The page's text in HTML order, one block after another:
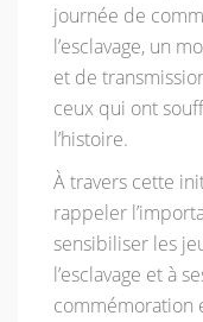
journée de
l’esclavage, un
et de
ceux qui ont
l’histoire.
À travers cette
rappeler
sensibiliser les
l’esclavage et à
commémoration